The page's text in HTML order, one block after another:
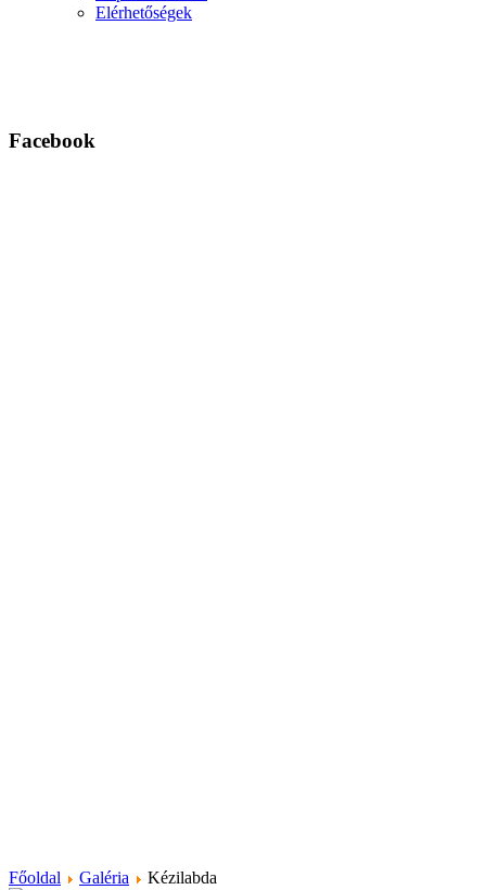
Elérhetőségek
Facebook
Főoldal Galéria Kézilabda